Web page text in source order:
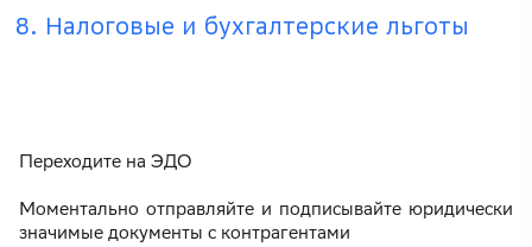
Налоговые и бухгалтерские льготы
Переходите на ЭДО
Моментально отправляйте и подписывайте юридически
значимые документы с контрагентами